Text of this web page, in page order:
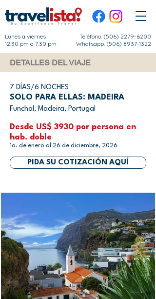
Lunes a viernes
12:30 pm a 7:30 pm
Teléfono. (506) 2279-6200
Whatsapp. (506) 8937-1322
DETALLES DEL VIAJE
7 DÍAS/6 NOCHES
SOLO PARA ELLAS: MADEIRA
Funchal, Madeira, Portugal
Desde US$ 3930 por persona en
hab. doble
1o. de enero al 26 de diciembre, 2026
PIDA SU COTIZACIÓN AQUÍ